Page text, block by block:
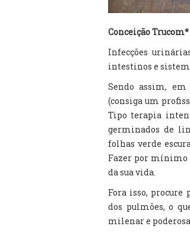
Conceição Trucom*
Infecções
intestinos e
Sendo assim,
(consiga um
Tipo terapia
germinados de
folhas verde
Fazer por mínimo
da sua vida.
Fora isso,
dos pulmões, o
milenar e